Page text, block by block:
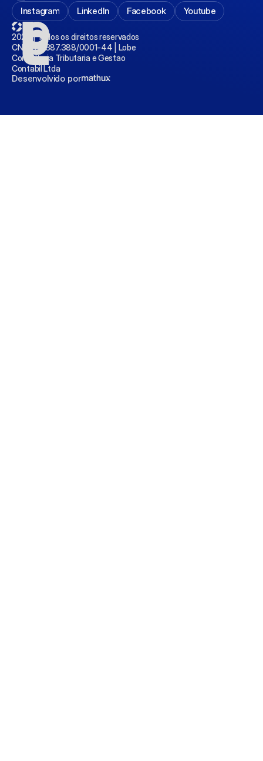
2025 | Todos os direitos reservados
CNPJ 28.387.388/0001-44 | Lobe
Consultoria Tributaria e Gestao
Contabil Ltda
Instagram LinkedIn Facebook Youtube
Desenvolvido por